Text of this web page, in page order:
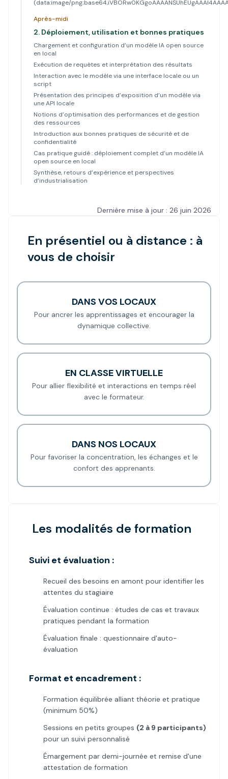
(data:image/
Après-midi
2. Déploiement, utilisation et bonnes pratiques
Chargement et configuration d’un modèle IA open source
en local
Exécution de requêtes et interprétation des résultats
Interaction avec le modèle via une interface locale ou un
script
Présentation des principes d’exposition d’un modèle via
une API locale
Notions d’optimisation des performances et de gestion
des ressources
Introduction aux bonnes pratiques de sécurité et de
confidentialité
Cas pratique guidé : déploiement complet d’un modèle IA
open source en local
Synthèse, retours d’expérience et perspectives
d’industrialisation
Dernière mise à jour : 26 juin 2026
En présentiel ou à distance : à
vous de choisir
DANS VOS LOCAUX
Pour ancrer les apprentissages et encourager la
dynamique collective.
EN CLASSE VIRTUELLE
Pour allier flexibilité et interactions en temps réel
avec le formateur.
DANS NOS LOCAUX
Pour favoriser la concentration, les échanges et le
confort des apprenants.
Les modalités de formation
Suivi et évaluation :
Recueil des besoins en amont pour identifier les
attentes du stagiaire
Évaluation continue : études de cas et travaux
pratiques pendant la formation
Évaluation finale : questionnaire d'auto-
évaluation
Format et encadrement :
Formation équilibrée alliant théorie et pratique
(minimum 50%)
Sessions en petits groupes (2 à 9 participants)
pour un suivi personnalisé
Émargement par demi-journée et remise d'une
attestation de formation